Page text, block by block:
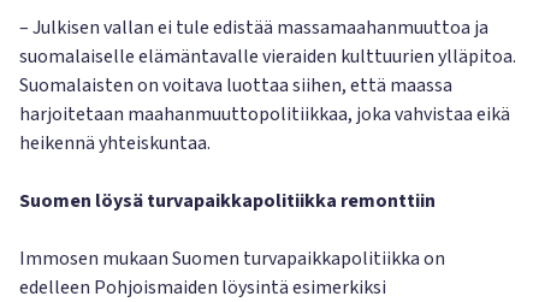
– Julkisen vallan ei tule edistää massamaahanmuuttoa ja
suomalaiselle elämäntavalle vieraiden kulttuurien ylläpitoa.
Suomalaisten on voitava luottaa siihen, että maassa
harjoitetaan maahanmuuttopolitiikkaa, joka vahvistaa eikä
heikennä yhteiskuntaa.
Suomen löysä turvapaikkapolitiikka remonttiin
Immosen mukaan Suomen turvapaikkapolitiikka on
edelleen Pohjoismaiden löysintä esimerkiksi